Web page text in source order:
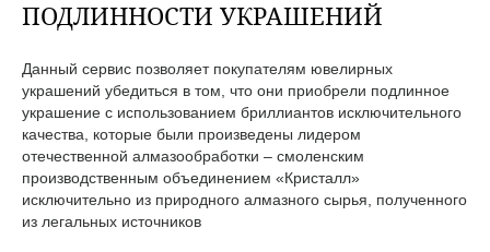
ПОДЛИННОСТИ УКРАШЕНИЙ
Данный сервис позволяет покупателям ювелирных
украшений убедиться в том, что они приобрели подлинное
украшение с использованием бриллиантов исключительного
качества, которые были произведены лидером
отечественной алмазообработки – смоленским
производственным объединением «Кристалл»
исключительно из природного алмазного сырья, полученного
из легальных источников